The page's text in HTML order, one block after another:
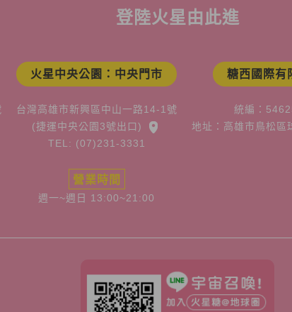
登陸火星由此進
火星中央公園：中央門市
台灣高雄市新興區中山一路14-1號
(捷運中央公園3號出口)
TEL: (07)231-3331
營業時間
週一~週日 13:00~21:00
糖西國際有
統編：
地址：高雄市鳥松區